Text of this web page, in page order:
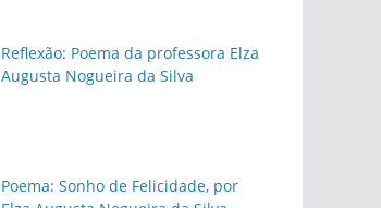
Reflexão: Poema da professora Elza
Augusta Nogueira da Silva
Poema: Sonho de Felicidade, por